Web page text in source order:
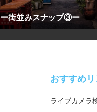
ー街並みスナップ③ー
おすすめリ
ライブカメラ